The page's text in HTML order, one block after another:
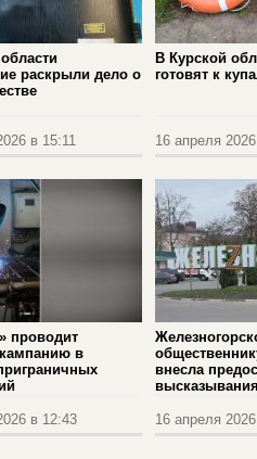
раскрыли дело о
в 15:11
В Курской
готовят к
16 апреля
проводит
в
в 12:43
внесла
16 апреля